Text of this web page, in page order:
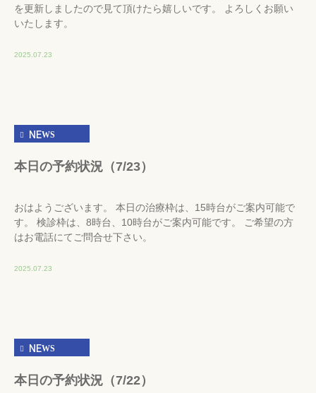
を更新しましたので見て頂けたら嬉しいです。 よろしくお願い
いたします。
2025.07.23
NEWS
本日の予約状況（7/23）
おはようございます。 本日の治療枠は、15時台がご案内可能で
す。 検診枠は、8時台、10時台がご案内可能です。 ご希望の方
はお電話にてご問合せ下さい。
2025.07.23
NEWS
本日の予約状況（7/22）